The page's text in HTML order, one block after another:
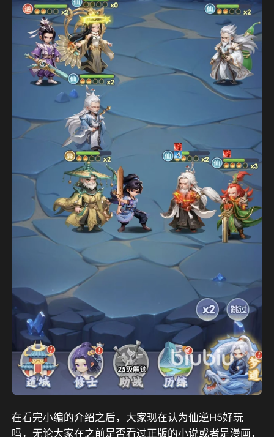
在看完小编的介绍之后，大家现在认为仙逆H5好玩
吗，无论大家在之前是否看过正版的小说或者是漫画，